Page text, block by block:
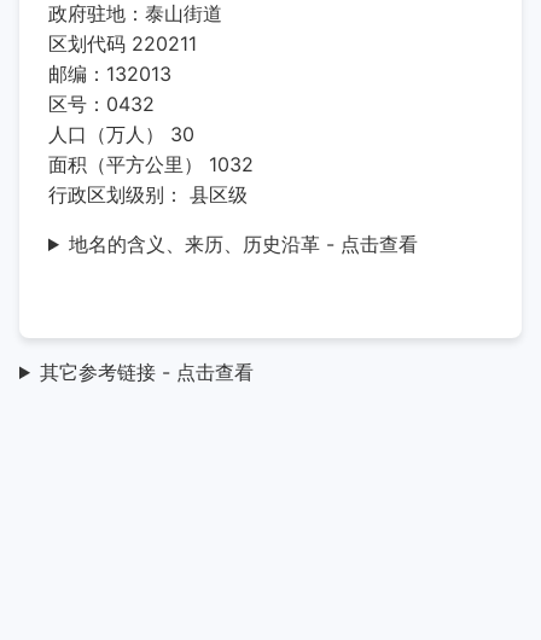
政府驻地：泰山街道
区划代码 220211
邮编：132013
区号：0432
人口（万人） 30
面积（平方公里） 1032
行政区划级别： 县区级
地名的含义、来历、历史沿革 - 点击查看
其它参考链接 - 点击查看